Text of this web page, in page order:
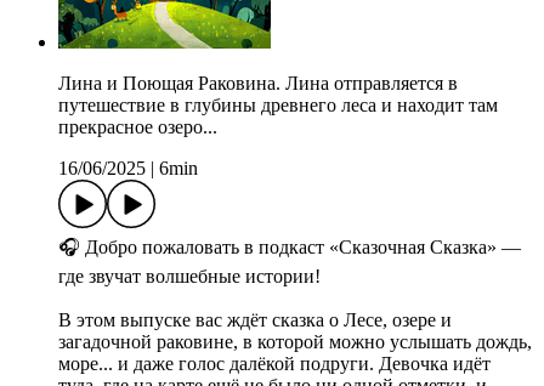
Лина и Поющая Раковина. Лина отправляется в
путешествие в глубины древнего леса и находит там
прекрасное озеро...
16/06/2025
6min
🎧 Добро пожаловать в подкаст «Сказочная Сказка» —
где звучат волшебные истории!
В этом выпуске вас ждёт сказка о Лесе, озере и
загадочной раковине, в которой можно услышать дождь,
море... и даже голос далёкой подруги. Девочка идёт